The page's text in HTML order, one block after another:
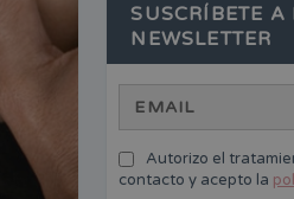
SUSCRÍBETE A
NEWSLETTER
Autorizo el
contacto y acepto la